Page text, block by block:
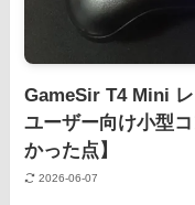
GameSir T4 Mini
ユーザー向け小型
かった点】
2026-06-07